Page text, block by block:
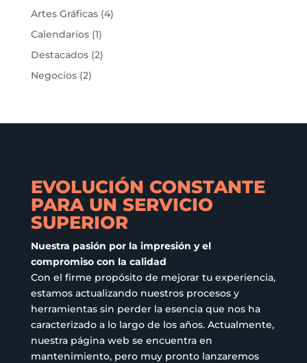
Artes Gráficas(4)
Calendarios(1)
Destacados(2)
Negocios(2)
EVOLUCIÓN CONSTANTE
PARA UN SERVICIO
SUPERIOR
Nuestra pasión por la impresión y el
compromiso con la calidad
Con el firme propósito de mejorar tu experiencia,
estamos actualizando nuestros procesos y
herramientas sin perder la esencia que nos ha
caracterizado a lo largo de los años. Actualmente,
nuestra página web se encuentra en
mantenimiento, pero muy pronto lanzaremos